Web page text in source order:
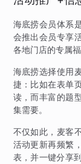
海底捞会员体系
会推出会员专享
各地门店的专属福
海底捞选择使用
捷：比如在表单
读，而丰富的题
集需要。
不仅如此，麦客
活动更新再频繁
表，并一键分享